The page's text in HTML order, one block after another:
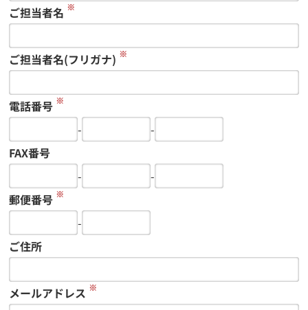
ご担当者名 ※
ご担当者名(フリガナ) ※
電話番号 ※
-
-
FAX番号
-
-
郵便番号 ※
-
ご住所
メールアドレス ※